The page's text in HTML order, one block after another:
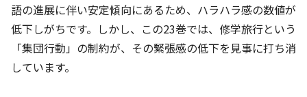
語の進展に伴い安定傾向にあるため、ハラハラ感の数値が
低下しがちです。しかし、この23巻では、修学旅行という
「集団行動」の制約が、その緊張感の低下を見事に打ち消
しています。